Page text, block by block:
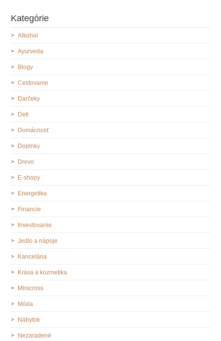
Kategórie
Alkohol
Ayurveda
Blogy
Cestovanie
Darčeky
Deti
Domácnosť
Doplnky
Drevo
E-shopy
Energetika
Financie
Investovanie
Jedlo a nápoje
Kancelária
Krása a kozmetika
Minicross
Móda
Nábytok
Nezaradené